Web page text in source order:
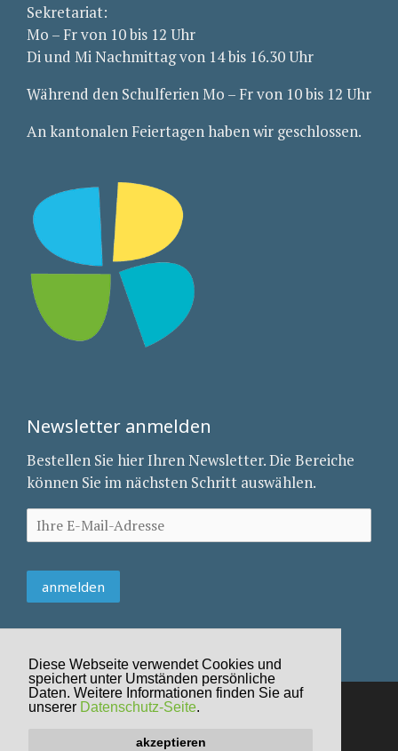
Diese Webseite verwendet Cookies und
speichert unter Umständen persönliche
Daten. Weitere Informationen finden Sie auf
unserer Datenschutz-Seite.
akzeptieren
Sekretariat:
Mo – Fr von 10 bis 12 Uhr
Di und Mi Nachmittag von 14 bis 16.30 Uhr
Während den Schulferien Mo – Fr von 10 bis 12 Uhr
An kantonalen Feiertagen haben wir geschlossen.
Newsletter anmelden
Bestellen Sie hier Ihren Newsletter. Die Bereiche
können Sie im nächsten Schritt auswählen.
Impressum